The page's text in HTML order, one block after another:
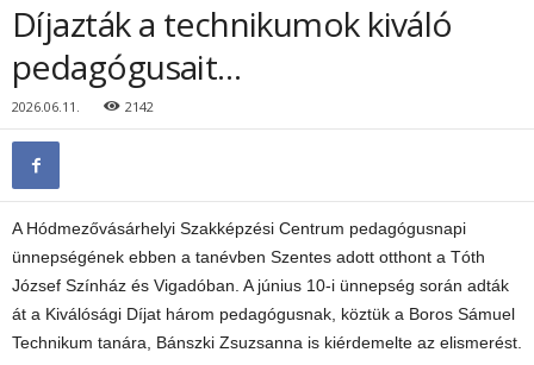
Díjazták a technikumok kiváló
pedagógusait…
2026.06.11. 2142
A Hódmezővásárhelyi Szakképzési Centrum pedagógusnapi
ünnepségének ebben a tanévben Szentes adott otthont a Tóth
József Színház és Vigadóban. A június 10-i ünnepség során adták
át a Kiválósági Díjat három pedagógusnak, köztük a Boros Sámuel
Technikum tanára, Bánszki Zsuzsanna is kiérdemelte az elismerést.